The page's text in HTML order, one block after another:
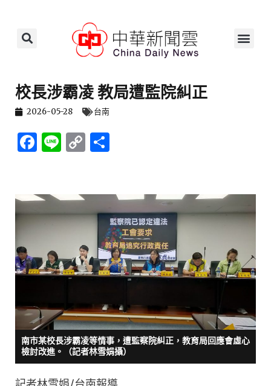
校長涉霸凌 教局遭監院糾正
2026-05-28 台南
F
e
b
o
o
k
Li C
y
Li
n
k
e
南市某校長涉霸凌等情事，遭監察院糾正，教育局回應會虛心
檢討改進。（記者林雪娟攝）